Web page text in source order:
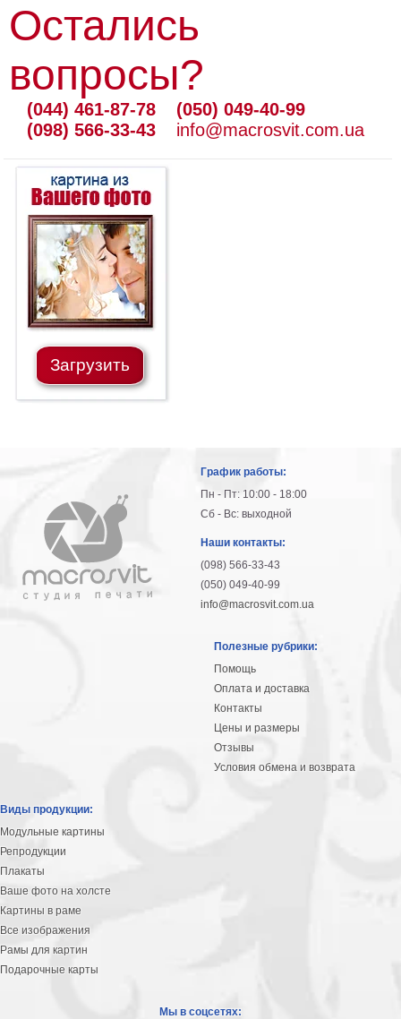
Остались
вопросы?
(044) 461-87-78
(098) 566-33-43
(050) 049-40-99
info@macrosvit.com.ua
Загрузить
График работы:
Пн - Пт: 10:00 - 18:00
Сб - Вс: выходной
Наши контакты:
(098) 566-33-43
(050) 049-40-99
info@macrosvit.com.ua
Полезные рубрики:
Помощь
Оплата и доставка
Контакты
Цены и размеры
Отзывы
Условия обмена и возврата
Виды продукции:
Модульные картины
Репродукции
Плакаты
Ваше фото на холсте
Картины в раме
Все изображения
Рамы для картин
Подарочные карты
Мы в соцсетях: